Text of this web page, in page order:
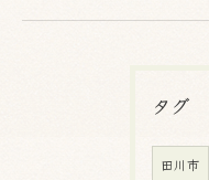
タグ
田川市